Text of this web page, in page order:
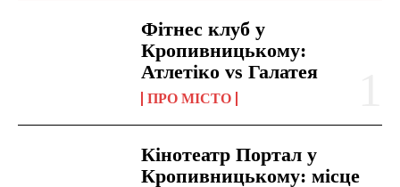
Фітнес клуб у
Кропивницькому:
Атлетіко vs Галатея
ПРО МІСТО
Кінотеатр Портал у
Кропивницькому: місце